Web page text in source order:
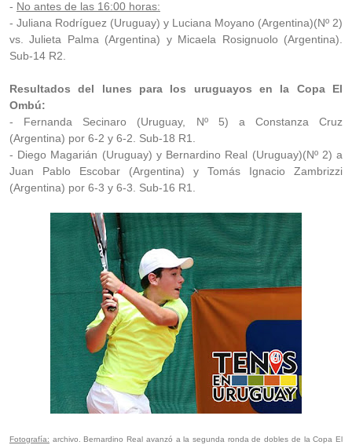
- No antes de las 16:00 horas:
- Juliana Rodríguez (Uruguay) y Luciana Moyano (Argentina)(Nº 2)
vs. Julieta Palma (Argentina) y Micaela Rosignuolo (Argentina).
Sub-14 R2.
Resultados del lunes para los uruguayos en la Copa El
Ombú:
- Fernanda Secinaro (Uruguay, Nº 5) a Constanza Cruz
(Argentina) por 6-2 y 6-2. Sub-18 R1.
- Diego Magarián (Uruguay) y Bernardino Real (Uruguay)(Nº 2) a
Juan Pablo Escobar (Argentina) y Tomás Ignacio Zambrizzi
(Argentina) por 6-3 y 6-3. Sub-16 R1.
Fotografía: archivo. Bernardino Real avanzó a la segunda ronda de dobles de la Copa El